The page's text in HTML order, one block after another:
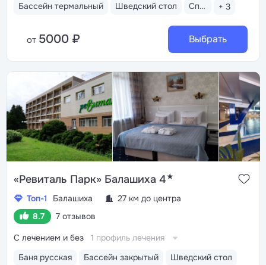
Бассейн термальный
Шведский стол Спа-услуги + 3
от 5000 ₽ Выбрать
«Ревиталь Парк» Балашиха 4★
Топ-1 Балашиха
27 км до центра
8.7
7 отзывов
Баня русская Бассейн закрытый
Шведский стол
С лечением и без 1 профиль лечения